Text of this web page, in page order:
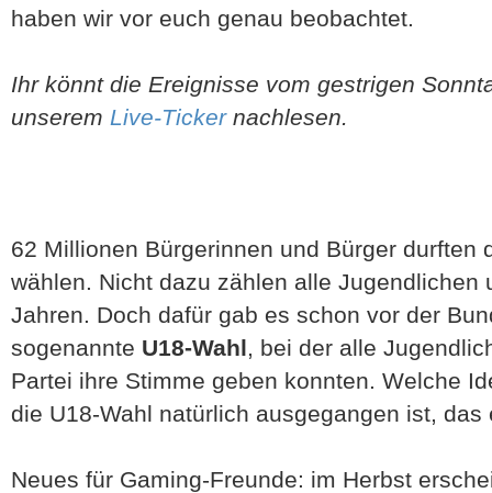
haben wir vor euch genau beobachtet.
Ihr könnt die Ereignisse vom gestrigen
unserem Live-Tickernachlesen.
62 Millionen Bürgerinnen und Bürger durften
wählen. Nicht dazu zählen alle Jugendlichen
Jahren. Doch dafür gab es schon vor der
sogenannte U18-Wahl, bei der alle
Partei ihre Stimme geben konnten. Welche
die U18-Wahl natürlich ausgegangen ist, das
Neues für Gaming-Freunde: im Herbst